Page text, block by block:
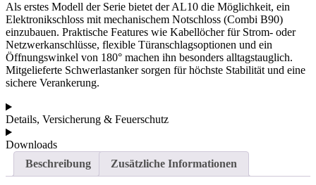
Als erstes Modell der Serie bietet der AL10 die Möglichkeit, ein
Elektronikschloss mit mechanischem Notschloss (Combi B90)
einzubauen. Praktische Features wie Kabellöcher für Strom- oder
Netzwerkanschlüsse, flexible Türanschlagsoptionen und ein
Öffnungswinkel von 180° machen ihn besonders alltagstauglich.
Mitgelieferte Schwerlastanker sorgen für höchste Stabilität und eine
sichere Verankerung.
Details, Versicherung & Feuerschutz
Downloads
Beschreibung
Zusätzliche Informationen